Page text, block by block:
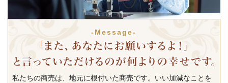
-Message-
私たちの商売は、地元に根付いた商売です。いい加減なことを